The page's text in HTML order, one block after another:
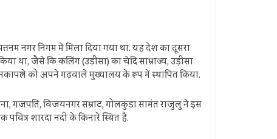
नगर निगम में मिला दिया गया था. यह देश का दूसरा
था, जैसे कि कलिंग (उड़ीसा) का चेदि साम्राज्य, उड़ीसा
को अपने गढ़वाले मुख्यालय के रूप में स्थापित किया.
गजपति, विजयनगर सम्राट, गोलकुंडा सामंत राजुलु ने इस
शारदा नदी के किनारे स्थित है.